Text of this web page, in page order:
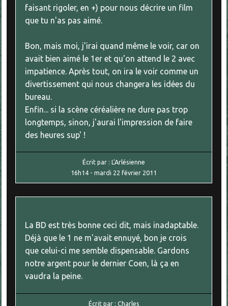
faisant rigoler, en +) pour nous décrire un film
que tu n'as pas aimé.
Bon, mais moi, j'irai quand même le voir, car on
avait bien aimé le 1er et qu'on attend le 2 avec
impatience. Après tout, on ira le voir comme un
divertissement qui nous changera les idées du
bureau.
Enfin... si la scène céréalière ne dure pas trop
longtemps, sinon, j'aurai l'impression de faire
des heures sup' !
Écrit par :L'Arlésienne
16h14 -mardi 22 février 2011
La BD est très bonne ceci dit, mais inadaptable.
Déjà que le 1 ne m'avait ennuyé, bon je crois
que celui-ci me semble dispensable. Gardons
notre argent pour le dernier Coen, là ça en
vaudra la peine.
Écrit par : Charles